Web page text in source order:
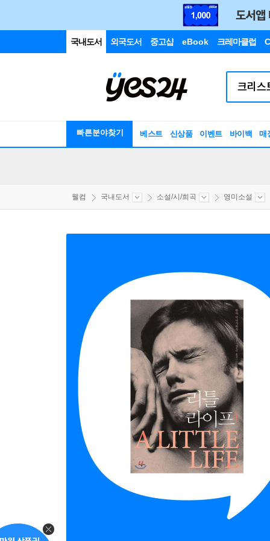
국내도서 외국도서 중고샵 eBook 크레마클럽
빠른분야찾기 베스트 신상품 이벤트 바이백 매
웰컴 국내도서 소설/시/희곡 영미소설